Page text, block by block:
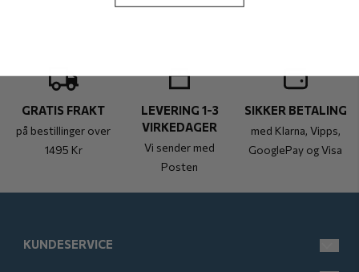
GRATIS FRAKT
på bestillinger over
1495 Kr
LEVERING 1-3
VIRKEDAGER
Vi sender med
Posten
SIKKER BETALING
med Klarna, Vipps,
GooglePay og Visa
KUNDESERVICE